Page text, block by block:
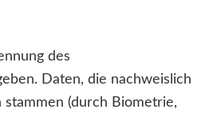
des
Daten, die nachweislich
(durch Biometrie,